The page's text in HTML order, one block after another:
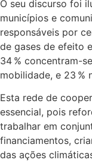
O seu discurso foi
municípios e
responsáveis por
de gases de efeito
34 % concentram-
mobilidade, e 23 %
Esta rede de
essencial, pois
trabalhar em
financiamentos,
das ações